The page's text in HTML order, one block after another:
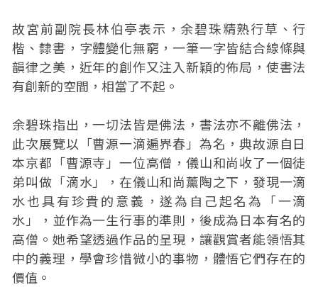
故宮前副院長林伯亭表示，余碧珠精熟行草、行
楷、隸書，字體變化無窮，一筆一字皆結合線條與
韻律之美，近年的創作又注入新穎的佈局，使書法
有創新的空間，相當了不起。
余碧珠指出，一切法皆是佛法，書法亦不離佛法，
此次展覽以「曹源一滴遍界春」為名，典故源自日
本京都「曹源寺」一位高僧，儀山和尚收了一個徒
弟叫做「滴水」，在儀山和尚薰陶之下，發現一滴
水也具有珍貴的意義，遂為自己起名為「一滴
水」，並作為一生行事的準則，後成為日本有名的
高僧。她希望透過作品的呈現，讓觀賞者能領悟其
中的義理，學會珍惜微小的事物，體悟它們存在的
價值。